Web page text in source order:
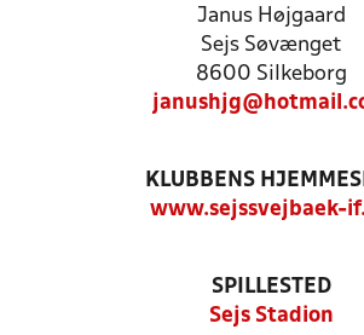
Janus Højgaard
Sejs Søvænget
8600 Silkeborg
KLUBBENS
www.sejssvejbaek-
SPILLESTED
Sejs Stadion